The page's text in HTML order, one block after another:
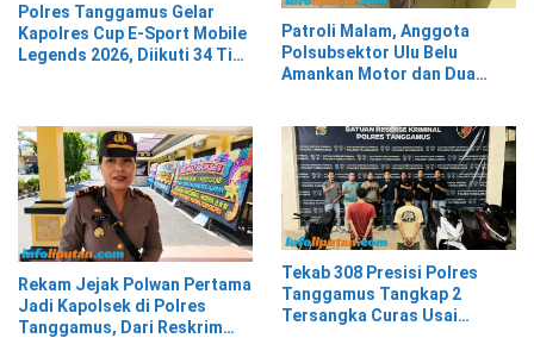
Polres Tanggamus Gelar
Kapolres Cup E-Sport Mobile
Legends 2026, Diikuti 34 Tim
Patroli Malam, Anggota
Polsubsektor Ulu Belu
Amankan Motor dan Dua
Rekam Jejak Polwan Pertama
Jadi Kapolsek di Polres
Tanggamus, Dari Reskrim
Tekab 308 Presisi Polres
Tanggamus Tangkap 2
Tersangka Curas Usai